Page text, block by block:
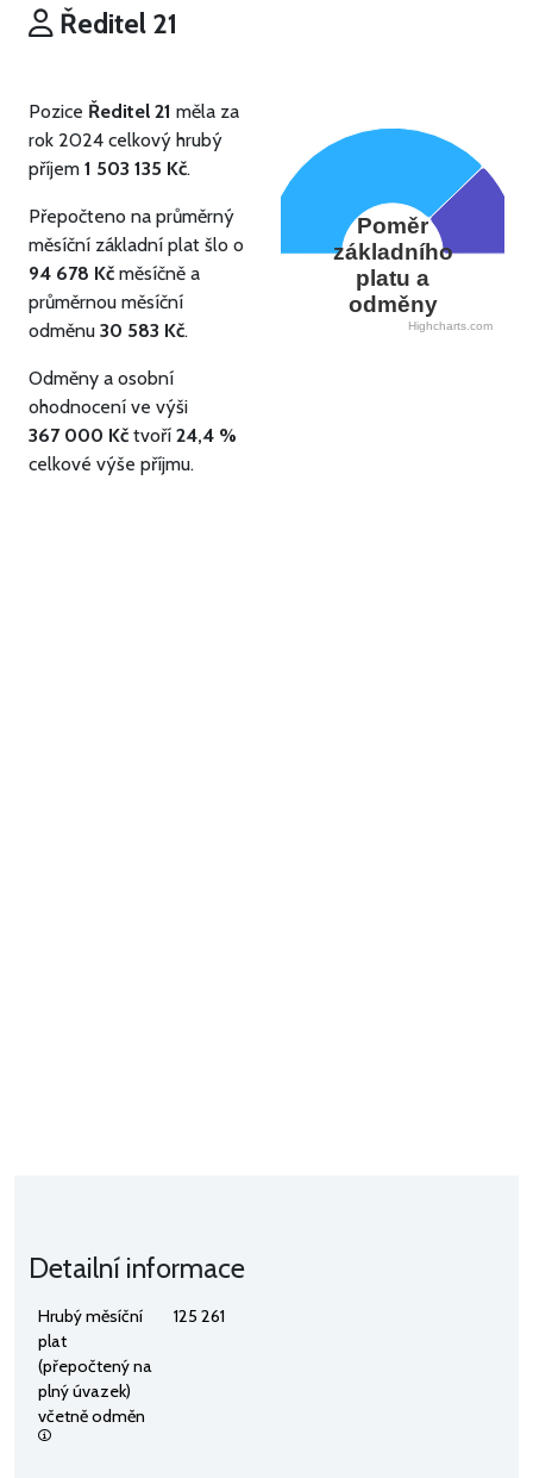
Ředitel 21
Pozice Ředitel 21 měla za
rok 2024 celkový hrubý
příjem 1 503 135 Kč.
Přepočteno na průměrný
měsíční základní plat šlo o
94 678 Kč měsíčně a
průměrnou měsíční
odměnu 30 583 Kč.
Odměny a osobní
ohodnocení ve výši
367 000 Kč tvoří 24,4 %
celkové výše příjmu.
Poměr
základního
platu a
odměny
Highcharts.com
Detailní informace
Hrubý měsíční
plat
(přepočtený na
plný úvazek)
včetně odměn
125 261